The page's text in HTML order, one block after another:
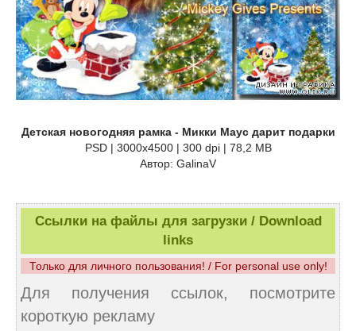
Детская новогодняя рамка - Микки Маус дарит подарки
PSD | 3000x4500 | 300 dpi | 78,2 MB
Автор: GalinaV
Ссылки на файлы для загрузки / Download
links
Только для личного пользования! / For personal use only!
Для получения ссылок, посмотрите
короткую рекламу